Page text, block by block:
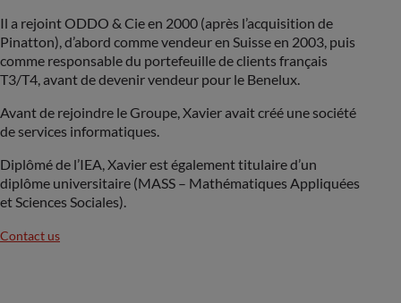
Il a rejoint ODDO & Cie en 2000 (après l’acquisition de
Pinatton), d’abord comme vendeur en Suisse en 2003, puis
comme responsable du portefeuille de clients français
T3/T4, avant de devenir vendeur pour le Benelux.
Avant de rejoindre le Groupe, Xavier avait créé une société
de services informatiques.
Diplômé de l’IEA, Xavier est également titulaire d’un
diplôme universitaire (MASS – Mathématiques Appliquées
et Sciences Sociales).
Contact us